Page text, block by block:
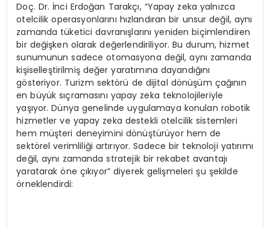
Doç. Dr. İnci Erdoğan Tarakçı, “Yapay zeka yalnızca
otelcilik operasyonlarını hızlandıran bir unsur değil, aynı
zamanda tüketici davranışlarını yeniden biçimlendiren
bir değişken olarak değerlendiriliyor. Bu durum, hizmet
sunumunun sadece otomasyona değil, aynı zamanda
kişiselleştirilmiş değer yaratımına dayandığını
gösteriyor. Turizm sektörü de dijital dönüşüm çağının
en büyük sıçramasını yapay zeka teknolojileriyle
yaşıyor. Dünya genelinde uygulamaya konulan robotik
hizmetler ve yapay zeka destekli otelcilik sistemleri
hem müşteri deneyimini dönüştürüyor hem de
sektörel verimliliği artırıyor. Sadece bir teknoloji yatırımı
değil, aynı zamanda stratejik bir rekabet avantajı
yaratarak öne çıkıyor” diyerek gelişmeleri şu şekilde
örneklendirdi: